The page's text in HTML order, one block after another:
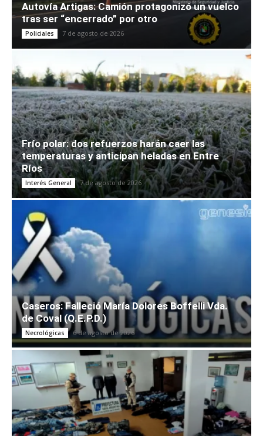
Autovía Artigas: Camión protagonizó un vuelco
tras ser “encerrado” por otro
Policiales 7 de agosto de 2026
Frío polar: dos refuerzos harán caer las
temperaturas y anticipan heladas en Entre
Ríos
Interés General 7 de agosto de 2026
Caseros: Falleció María Dolores Boffelli Vda.
de Coval (Q.E.P.D.)
Necrológicas 6 de agosto de 2026